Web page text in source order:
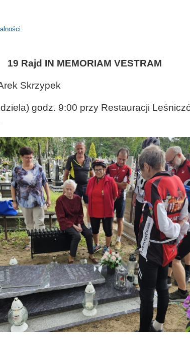
19 Rajd IN MEMORIAM VESTRAM
Skrzypek
godz. 9:00 przy Restauracji